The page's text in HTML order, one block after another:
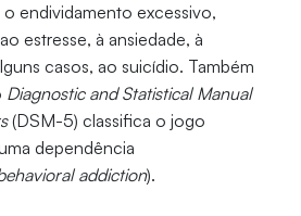
endividamento excessivo,
estresse, à ansiedade, à
casos, ao suicídio. Também
Diagnostic and Statistical Manual
(DSM-5) classifica o jogo
dependência
addiction).